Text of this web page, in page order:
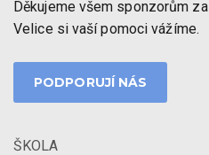
Děkujeme všem sponzorům
Velice si vaší pomoci vážíme.
PODPORUJÍ NÁS
ŠKOLA